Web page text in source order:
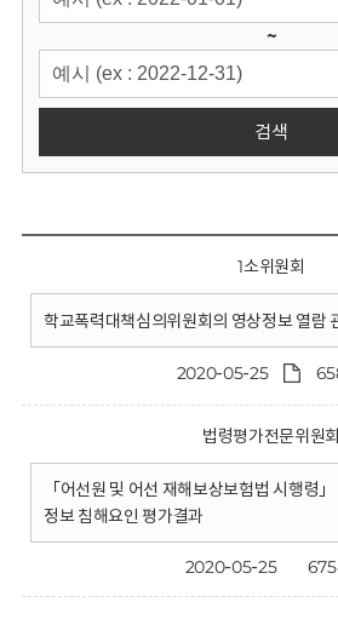
~
검색
1소위원회
학교폭력대책심의위원회의 영상정보 열람
2020-05-25
법령평가전문위원회
「어선원 및 어선 재해보상보험법 시행령
정보 침해요인 평가결과
2020-05-25